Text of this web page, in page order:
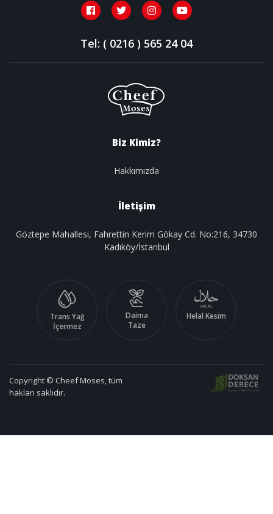
Tel: ( 0216 ) 565 24 04
Biz Kimiz?
Hakkımızda
İletişim
Göztepe Mahallesi, Fahrettin Kerim Gökay Cd. No:216, 34730
Kadıköy/İstanbul
Trans Yağ
İçermez
Daima
Taze
Helal Kesim
Copyright © Cheef Moses, tüm
hakları saklıdır.